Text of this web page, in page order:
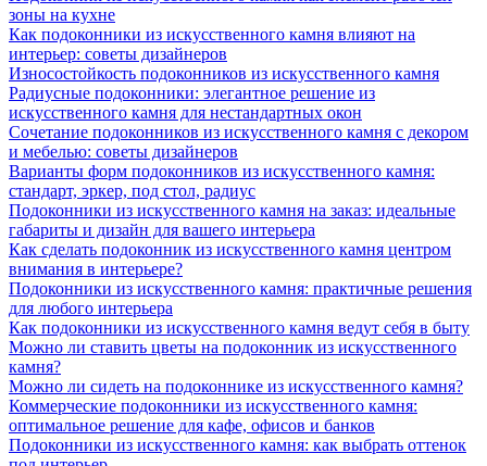
зоны на кухне
Как подоконники из искусственного камня влияют на
интерьер: советы дизайнеров
Износостойкость подоконников из искусственного камня
Радиусные подоконники: элегантное решение из
искусственного камня для нестандартных окон
Сочетание подоконников из искусственного камня с декором
и мебелью: советы дизайнеров
Варианты форм подоконников из искусственного камня:
стандарт, эркер, под стол, радиус
Подоконники из искусственного камня на заказ: идеальные
габариты и дизайн для вашего интерьера
Как сделать подоконник из искусственного камня центром
внимания в интерьере?
Подоконники из искусственного камня: практичные решения
для любого интерьера
Как подоконники из искусственного камня ведут себя в быту
Можно ли ставить цветы на подоконник из искусственного
камня?
Можно ли сидеть на подоконнике из искусственного камня?
Коммерческие подоконники из искусственного камня:
оптимальное решение для кафе, офисов и банков
Подоконники из искусственного камня: как выбрать оттенок